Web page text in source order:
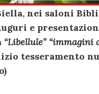
nei saloni
e
“Libellule” “immagini
tesseramento